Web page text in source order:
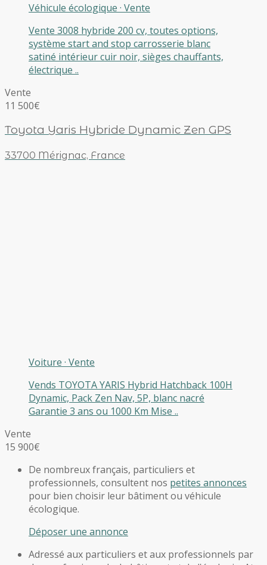
Véhicule écologique · Vente
Vente 3008 hybride 200 cv, toutes options,
système start and stop carrosserie blanc
satiné intérieur cuir noir, sièges chauffants,
électrique ..
Vente
11 500€
Toyota Yaris Hybride Dynamic Zen GPS
33700 Mérignac, France
Voiture · Vente
Vends TOYOTA YARIS Hybrid Hatchback 100H
Dynamic, Pack Zen Nav, 5P, blanc nacré
Garantie 3 ans ou 1000 Km Mise ..
Vente
15 900€
De nombreux français, particuliers et
professionnels, consultent nos petites annonces
pour bien choisir leur bâtiment ou véhicule
écologique.
Déposer une annonce
Adressé aux particuliers et aux professionnels par